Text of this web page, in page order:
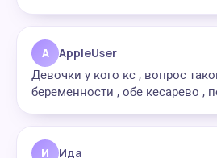
A AppleUser
Девочки у кого кс , вопрос
беременности , обе кесарево ,
И Ида